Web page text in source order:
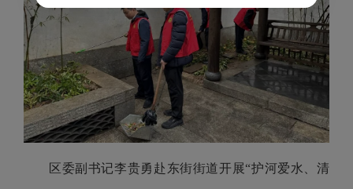
区委副书记李贵勇赴东街街道开展“护河爱水、清